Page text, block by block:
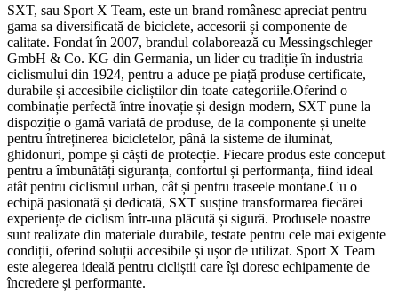
SXT, sau Sport X Team, este un brand românesc apreciat pentru
gama sa diversificată de biciclete, accesorii și componente de
calitate. Fondat în 2007, brandul colaborează cu Messingschleger
GmbH & Co. KG din Germania, un lider cu tradiție în industria
ciclismului din 1924, pentru a aduce pe piață produse certificate,
durabile și accesibile cicliștilor din toate categoriile.Oferind o
combinație perfectă între inovație și design modern, SXT pune la
dispoziție o gamă variată de produse, de la componente și unelte
pentru întreținerea bicicletelor, până la sisteme de iluminat,
ghidonuri, pompe și căști de protecție. Fiecare produs este conceput
pentru a îmbunătăți siguranța, confortul și performanța, fiind ideal
atât pentru ciclismul urban, cât și pentru traseele montane.Cu o
echipă pasionată și dedicată, SXT susține transformarea fiecărei
experiențe de ciclism într-una plăcută și sigură. Produsele noastre
sunt realizate din materiale durabile, testate pentru cele mai exigente
condiții, oferind soluții accesibile și ușor de utilizat. Sport X Team
este alegerea ideală pentru cicliștii care își doresc echipamente de
încredere și performante.